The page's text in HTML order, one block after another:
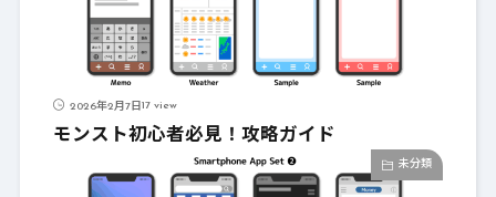
2026年2月7日17 view
モンスト初心者必見！攻略ガイド
未分類